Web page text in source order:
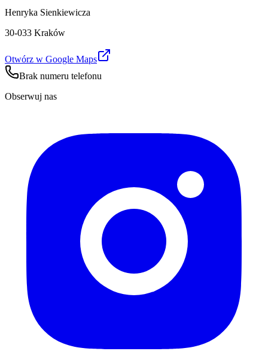
Henryka Sienkiewicza
30-033 Kraków
Otwórz w Google Maps
Brak numeru telefonu
Obserwuj nas